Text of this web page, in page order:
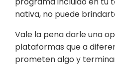
nativa, no puede
Vale la pena darle una
plataformas que a
prometen algo y